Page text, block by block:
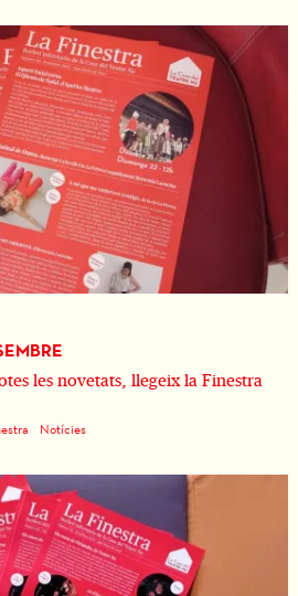
les novetats, llegeix la Finestra
Notícies